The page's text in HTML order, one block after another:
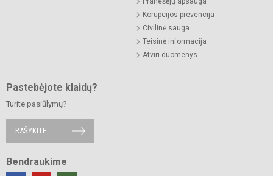
Korupcijos prevencija
Civilinė sauga
Teisinė informacija
Atviri duomenys
Pastebėjote klaidų?
Turite pasiūlymų?
RAŠYKITE
Bendraukime